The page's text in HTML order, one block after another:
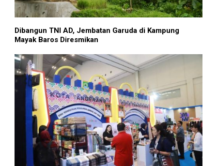
Dibangun TNI AD, Jembatan Garuda di Kampung
Mayak Baros Diresmikan